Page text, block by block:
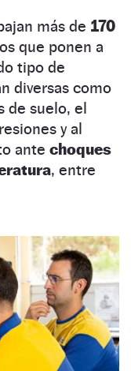
más de 170
que ponen a
tipo de
diversas como
de suelo, el
y al
ante choques
, entre